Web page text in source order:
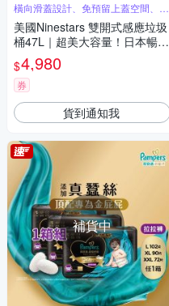
橫向滑蓋設計、免預留上蓋空間、感
應不沾手
美國Ninestars 雙開式感應垃圾
桶47L｜超美大容量！日本暢銷
款!
$4,980
券
貨到通知我
補貨中